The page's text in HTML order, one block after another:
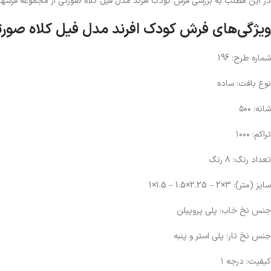
ویژگی‌های فرش کودک افرند مدل فیل کلاه
شماره طرح: 196
نوع بافت:‌ ساده
شانه:‌ ۵۰۰
تراکم:‌ ۱۰۰۰
تعداد رنگ: ۸ رنگ
سایز (متر):‌ 3×2 – 2.25×1.5 – 1.5×1
جنس نخ خاب: پلی پروپیلن
جنس نخ تار: پلی استر و پنبه
کیفیت: درجه ۱